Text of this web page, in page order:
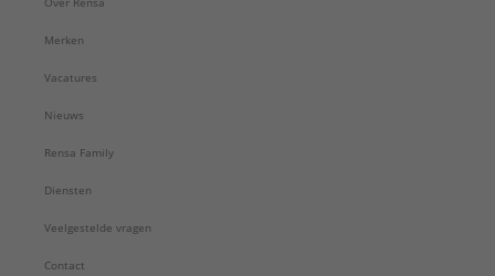
Merken
Vacatures
Nieuws
Rensa Family
Diensten
Veelgestelde vragen
Contact